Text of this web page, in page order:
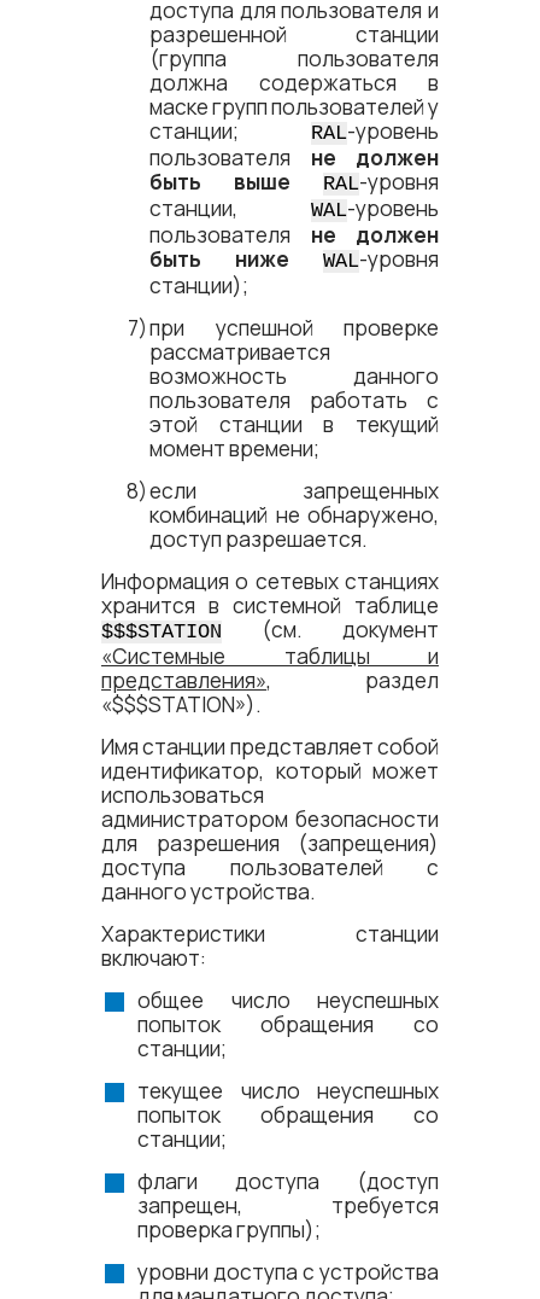
доступа для пользователя и
разрешенной станции
(группа пользователя
должна содержаться в
маске групп пользователей у
станции;
RAL-уровень
пользователя не должен
быть выше
RAL-уровня
станции,
WAL-уровень
пользователя не должен
быть ниже
WAL-уровня
станции);
при успешной проверке
рассматривается
возможность данного
пользователя работать с
этой станции в текущий
момент времени;
если запрещенных
комбинаций не обнаружено,
доступ разрешается.
Информация о сетевых станциях
хранится в системной таблице
$$$STATION
(см. документ
«Системные таблицы и
представления», раздел
«$$$STATION»).
Имя станции представляет собой
идентификатор, который может
использоваться
администратором безопасности
для разрешения (запрещения)
доступа пользователей с
данного устройства.
Характеристики станции
включают:
общее число неуспешных
попыток обращения со
станции;
текущее число неуспешных
попыток обращения со
станции;
флаги доступа (доступ
запрещен, требуется
проверка группы);
уровни доступа с устройства